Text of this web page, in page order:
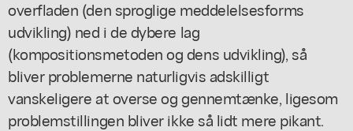
overfladen (den sproglige meddelelsesforms
udvikling) ned i de dybere lag
(kompositionsmetoden og dens udvikling), så
bliver problemerne naturligvis adskilligt
vanskeligere at overse og gennemtænke, ligesom
problemstillingen bliver ikke så lidt mere pikant.